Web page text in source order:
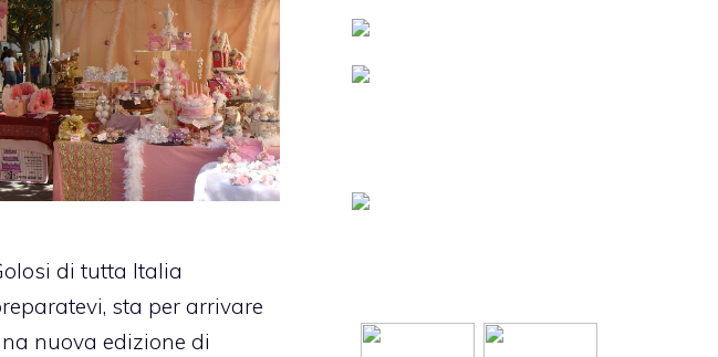
di tutta Italia
sta per arrivare
nuova edizione di